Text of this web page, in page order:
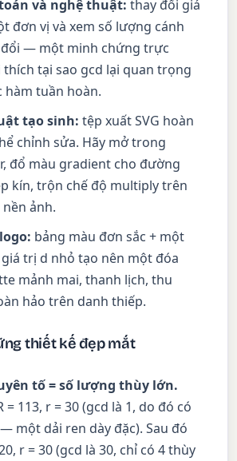
và nghệ thuật: thay đổi giá
đơn vị và xem số lượng cánh
đổi — một minh chứng trực
thích tại sao gcd lại quan trọng
hàm tuần hoàn.
tạo sinh: tệp xuất SVG hoàn
chỉnh sửa. Hãy mở trong
đổ màu gradient cho đường
kín, trộn chế độ multiply trên
ảnh.
bảng màu đơn sắc + một
trị d nhỏ tạo nên một đóa
mảnh mai, thanh lịch, thu
hảo trên danh thiếp.
thiết kế đẹp mắt
tố = số lượng thùy lớn.
= 113, r = 30 (gcd là 1, do đó có
một dải ren dày đặc). Sau đó
r = 30 (gcd là 30, chỉ có 4 thùy